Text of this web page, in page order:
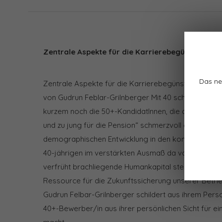
Das
Zentrale Aspekte für die Karrierebegünstigung
Zentrale Aspekte für die Karrierebegünstigung
von Gudrun Feblar-Grilnberger Mit 40 schon zum
kurzem noch die 50+-KandidatInnen, die das
und zu jung für die Pension“ schmerzvoll erfahren
demographischen Entwicklung in den kommenden
40-jährigen im verstärkten Ausmaß da von
verfrüht brachliegende Humankapital stellt jedoch
Ressource für die Zukunftssicherung unserer
Gudrun Felbar-Grilnberger schildert aus ihrem
40+-Bewerber/in aus ihrer persönlichen Sicht für